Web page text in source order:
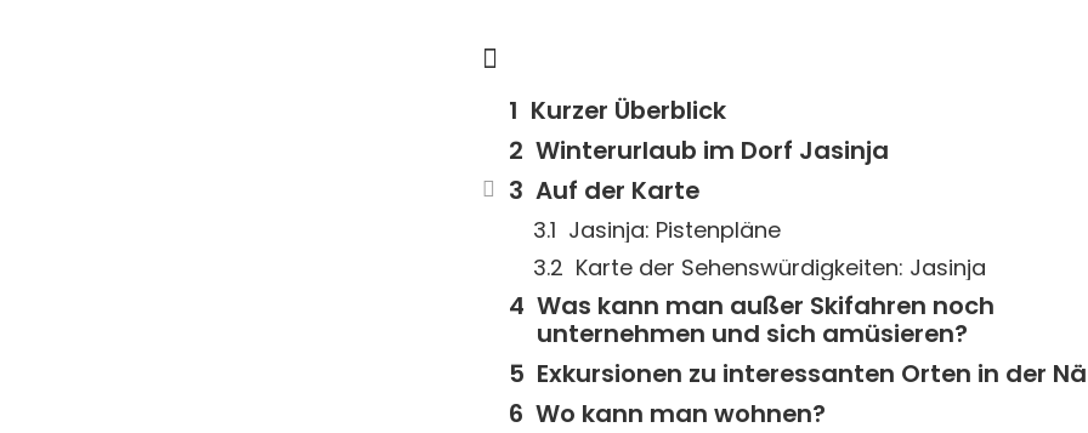
Kurzer Überblick
Winterurlaub im Dorf Jasinja
Auf der Karte
Jasinja: Pistenpläne
Karte der Sehenswürdigkeiten: Jasinja
Was kann man außer Skifahren noch
unternehmen und sich amüsieren?
Exkursionen zu interessanten Orten in der
Wo kann man wohnen?